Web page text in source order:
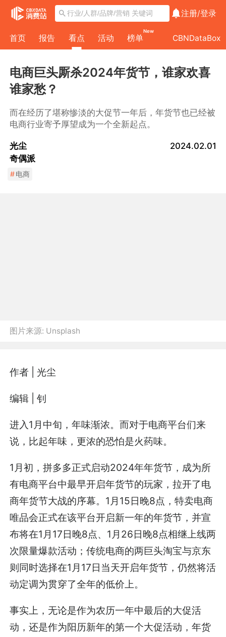
注册/登录
首页 报告 看点 活动 榜单
New
CBNDataBox
电商巨头厮杀2024年货节，谁家欢喜
谁家愁？
而在经历了堪称惨淡的大促节一年后，年货节也已经被
电商行业寄予厚望成为一个全新起点。
光尘
奇偶派
2024.02.01
#电商
图片来源: Unsplash
作者 | 光尘
编辑 | 钊
进入1月中旬，年味渐浓。而对于电商平台们来
说，比起年味，更浓的恐怕是火药味。
1月初，拼多多正式启动2024年年货节，成为所
有电商平台中最早开启年货节的玩家，拉开了电
商年货节大战的序幕。1月15日晚8点，特卖电商
唯品会正式在该平台开启新一年的年货节，并宣
布将在1月17日晚8点、1月26日晚8点相继上线两
次限量爆款活动；传统电商的两巨头淘宝与京东
则同时选择在1月17日当天开启年货节，仍然将活
动定调为贯穿了全年的低价上。
事实上，无论是作为农历一年中最后的大促活
动，还是作为阳历新年的第一个大促活动，年货